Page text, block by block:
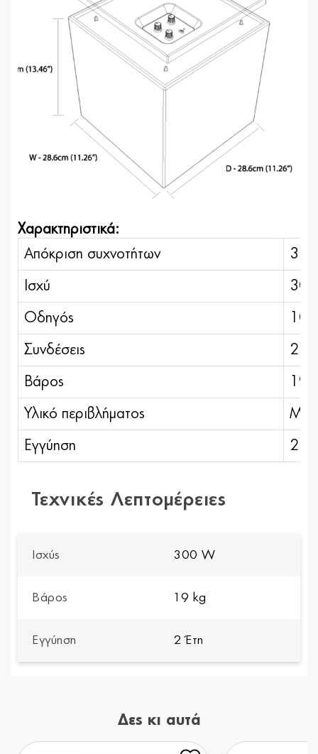
Χαρακτηριστικά:
Απόκριση συχνοτήτων
32
Ισχύ
Οδηγός
Συνδέσεις 2
Βάρος 19
Υλικό περιβλήματος
Εγγύηση 2
Τεχνικές Λεπτομέρειες
Ισχύς 300 W
Βάρος 19 kg
Εγγύηση 2 Έτη
Δες κι αυτά